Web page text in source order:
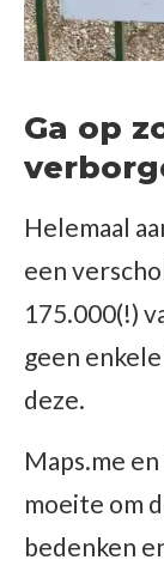
Ga op
Helemaal
een
175.000(!)
geen
deze.
Maps.me
moeite om
bedenken